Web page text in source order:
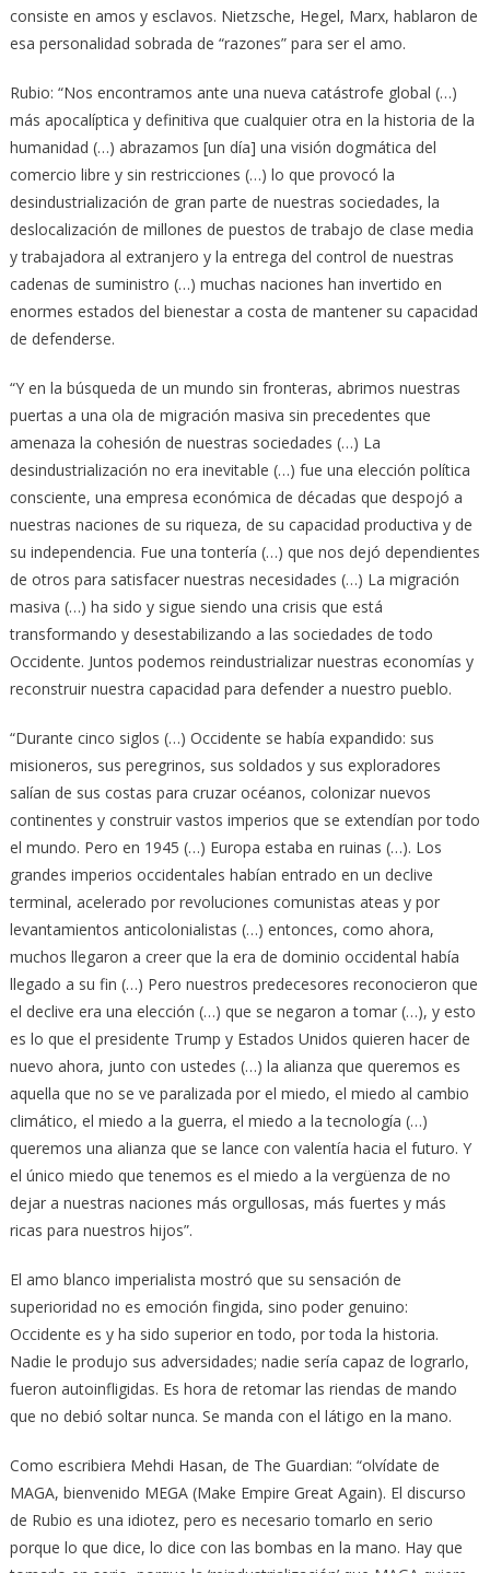
consiste en amos y esclavos. Nietzsche, Hegel, Marx, hablaron de
esa personalidad sobrada de “razones” para ser el amo.
Rubio: “Nos encontramos ante una nueva catástrofe global (…)
más apocalíptica y definitiva que cualquier otra en la historia de la
humanidad (…) abrazamos [un día] una visión dogmática del
comercio libre y sin restricciones (…) lo que provocó la
desindustrialización de gran parte de nuestras sociedades, la
deslocalización de millones de puestos de trabajo de clase media
y trabajadora al extranjero y la entrega del control de nuestras
cadenas de suministro (…) muchas naciones han invertido en
enormes estados del bienestar a costa de mantener su capacidad
de defenderse.
“Y en la búsqueda de un mundo sin fronteras, abrimos nuestras
puertas a una ola de migración masiva sin precedentes que
amenaza la cohesión de nuestras sociedades (…) La
desindustrialización no era inevitable (…) fue una elección política
consciente, una empresa económica de décadas que despojó a
nuestras naciones de su riqueza, de su capacidad productiva y de
su independencia. Fue una tontería (…) que nos dejó dependientes
de otros para satisfacer nuestras necesidades (…) La migración
masiva (…) ha sido y sigue siendo una crisis que está
transformando y desestabilizando a las sociedades de todo
Occidente. Juntos podemos reindustrializar nuestras economías y
reconstruir nuestra capacidad para defender a nuestro pueblo.
“Durante cinco siglos (…) Occidente se había expandido: sus
misioneros, sus peregrinos, sus soldados y sus exploradores
salían de sus costas para cruzar océanos, colonizar nuevos
continentes y construir vastos imperios que se extendían por todo
el mundo. Pero en 1945 (…) Europa estaba en ruinas (…). Los
grandes imperios occidentales habían entrado en un declive
terminal, acelerado por revoluciones comunistas ateas y por
levantamientos anticolonialistas (…) entonces, como ahora,
muchos llegaron a creer que la era de dominio occidental había
llegado a su fin (…) Pero nuestros predecesores reconocieron que
el declive era una elección (…) que se negaron a tomar (…), y esto
es lo que el presidente Trump y Estados Unidos quieren hacer de
nuevo ahora, junto con ustedes (…) la alianza que queremos es
aquella que no se ve paralizada por el miedo, el miedo al cambio
climático, el miedo a la guerra, el miedo a la tecnología (…)
queremos una alianza que se lance con valentía hacia el futuro. Y
el único miedo que tenemos es el miedo a la vergüenza de no
dejar a nuestras naciones más orgullosas, más fuertes y más
ricas para nuestros hijos”.
El amo blanco imperialista mostró que su sensación de
superioridad no es emoción fingida, sino poder genuino:
Occidente es y ha sido superior en todo, por toda la historia.
Nadie le produjo sus adversidades; nadie sería capaz de lograrlo,
fueron autoinfligidas. Es hora de retomar las riendas de mando
que no debió soltar nunca. Se manda con el látigo en la mano.
Como escribiera Mehdi Hasan, de The Guardian: “olvídate de
MAGA, bienvenido MEGA (Make Empire Great Again). El discurso
de Rubio es una idiotez, pero es necesario tomarlo en serio
porque lo que dice, lo dice con las bombas en la mano. Hay que